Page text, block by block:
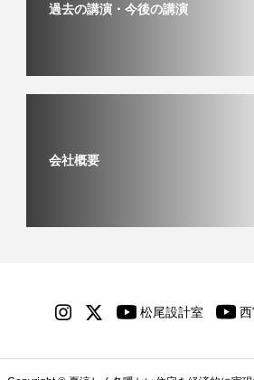
過去の講演・今後の講演
会社概要